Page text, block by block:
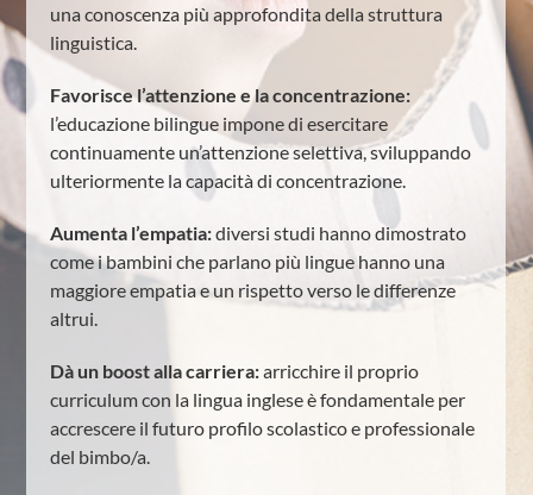
una conoscenza più approfondita della struttura
linguistica.
Favorisce l’attenzione e la concentrazione:
l’educazione bilingue impone di esercitare
continuamente un’attenzione selettiva, sviluppando
ulteriormente la capacità di concentrazione.
Aumenta l’empatia:diversi studi hanno dimostrato
come i bambini che parlano più lingue hanno una
maggiore empatia e un rispetto verso le differenze
altrui.
Dà un boost alla carriera:arricchire il proprio
curriculum con la lingua inglese è fondamentale per
accrescere il futuro profilo scolastico e professionale
del bimbo/a.